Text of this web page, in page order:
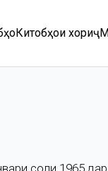
Китобҳои хориҷӣ
соли 1965